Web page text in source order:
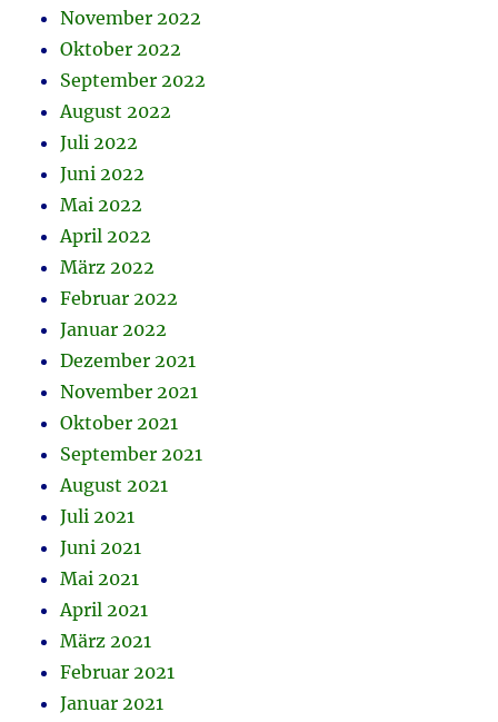
November 2022
Oktober 2022
September 2022
August 2022
Juli 2022
Juni 2022
Mai 2022
April 2022
März 2022
Februar 2022
Januar 2022
Dezember 2021
November 2021
Oktober 2021
September 2021
August 2021
Juli 2021
Juni 2021
Mai 2021
April 2021
März 2021
Februar 2021
Januar 2021